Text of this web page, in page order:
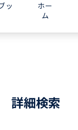
ッ
ホー
ム
詳細検索